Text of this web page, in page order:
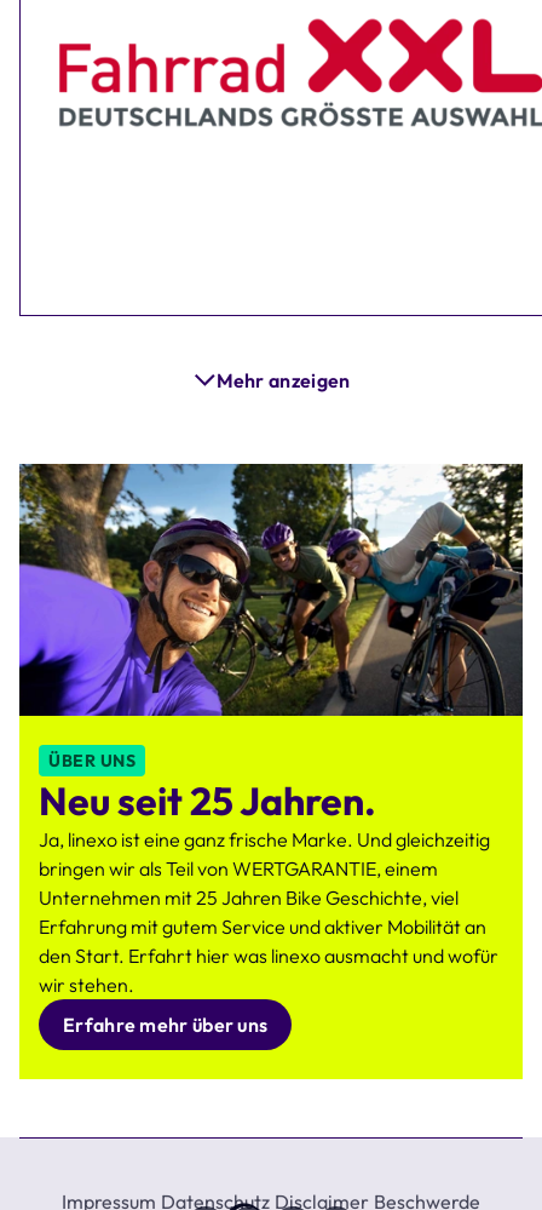
Mehr anzeigen
ÜBER UNS
Neu seit 25 Jahren.
Ja, linexo ist eine ganz frische Marke. Und gleichzeitig
bringen wir als Teil von WERTGARANTIE, einem
Unternehmen mit 25 Jahren Bike Geschichte, viel
Erfahrung mit gutem Service und aktiver Mobilität an
den Start. Erfahrt hier was linexo ausmacht und wofür
wir stehen.
Erfahre mehr über uns
Impressum Datenschutz Disclaimer Beschwerde